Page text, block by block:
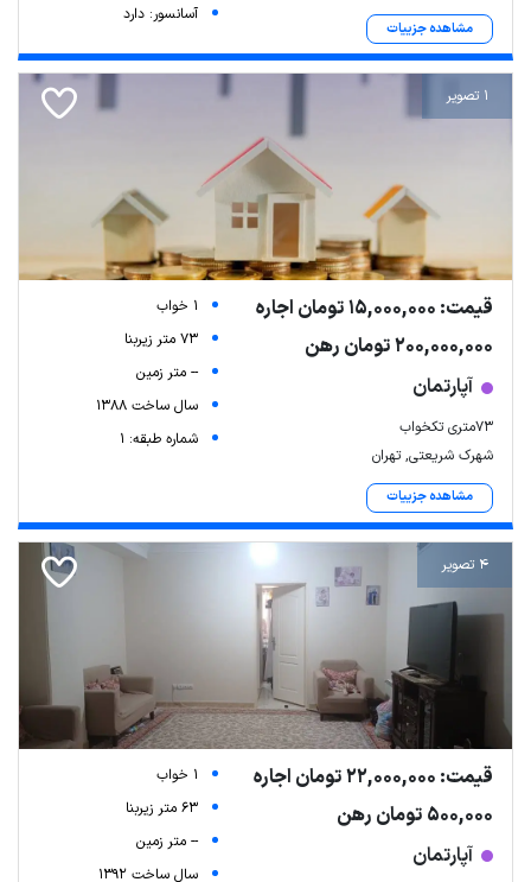
مشاهده جزییات
آسانسور: دارد
1 تصویر
قیمت: 15,000,000 تومان اجاره
200,000,000 تومان رهن
آپارتمان
۷۳متری تکخواب
شهرک شریعتی, تهران
مشاهده جزییات
1 خواب
73 متر زیربنا
-- متر زمین
سال ساخت 1388
شماره طبقه: 1
4 تصویر
قیمت: 22,000,000 تومان اجاره
500,000 تومان رهن
آپارتمان
1 خواب
63 متر زیربنا
-- متر زمین
سال ساخت 1392